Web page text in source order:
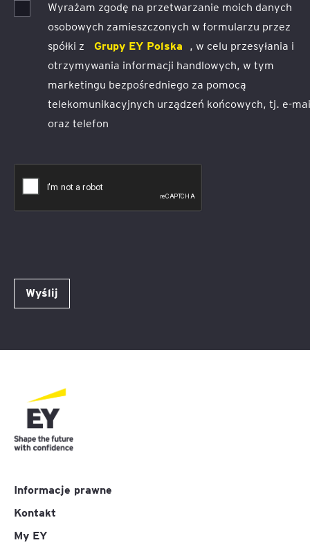
Wyrażam zgodę na przetwarzanie moich danych
osobowych zamieszczonych w formularzu przez
spółki z
Grupy EY Polska
, w celu przesyłania i
otrzymywania informacji handlowych, w tym
marketingu bezpośredniego za pomocą
telekomunikacyjnych urządzeń końcowych, tj. e-
oraz telefon
Wyślij
Informacje prawne
Kontakt
My EY